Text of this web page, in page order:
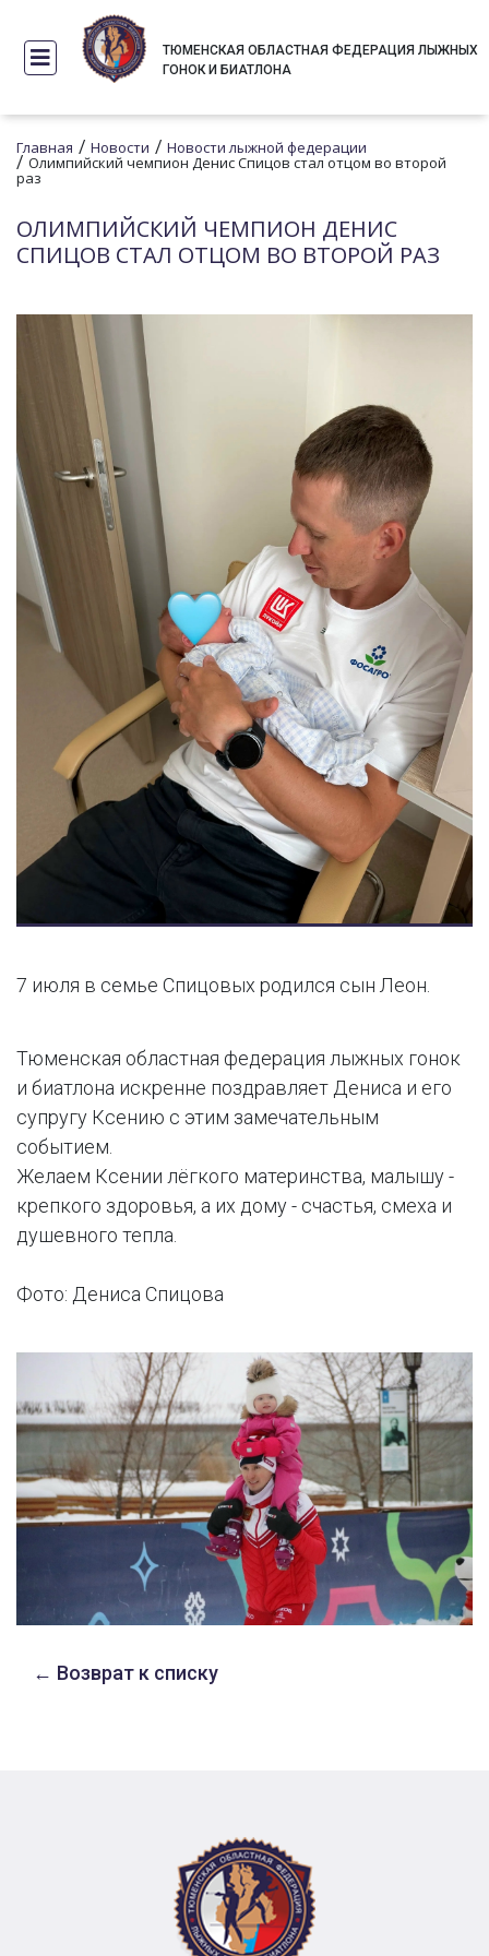
ТЮМЕНСКАЯ ОБЛАСТНАЯ ФЕДЕРАЦИЯ ЛЫЖНЫХ
ГОНОК И БИАТЛОНА
Главная / Новости / Новости лыжной федерации
/ Олимпийский чемпион Денис Спицов стал отцом во второй
раз
ОЛИМПИЙСКИЙ ЧЕМПИОН ДЕНИС
СПИЦОВ СТАЛ ОТЦОМ ВО ВТОРОЙ РАЗ
7 июля в семье Спицовых родился сын Леон.
Тюменская областная федерация лыжных гонок
и биатлона искренне поздравляет Дениса и его
супругу Ксению с этим замечательным
событием.
Желаем Ксении лёгкого материнства, малышу -
крепкого здоровья, а их дому - счастья, смеха и
душевного тепла.
Фото: Дениса Спицова
← Возврат к списку